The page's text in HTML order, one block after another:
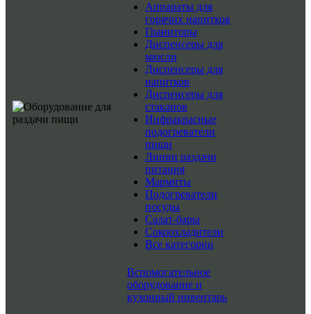
Аппараты для
горячих напитков
Граниторы
Диспенсеры для
мюсли
Диспенсеры для
напитков
Диспенсеры для
стаканов
Инфракрасные
подогреватели
пищи
Линии раздачи
питания
Мармиты
Подогреватели
посуды
Салат-бары
Сокоохладители
Все категории
Вспомогательное
оборудование и
кухонный инвентарь